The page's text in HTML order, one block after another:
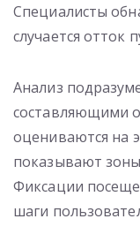
Специалисты
случается отток
Анализ
составляющими
оцениваются на
показывают
Фиксации
шаги